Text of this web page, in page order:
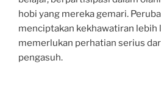
hobi yang mereka gemari.
menciptakan kekhawatiran lebih
memerlukan perhatian serius
pengasuh.